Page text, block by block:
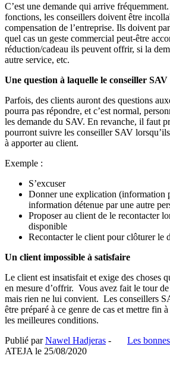
C’est une demande qui arrive
fonctions, les conseillers doivent être
compensation de l’entreprise. Ils doivent
quel cas un geste commercial peut-être
réduction/cadeau ils peuvent offrir, si la
autre service, etc.
Une question à laquelle le conseiller
Parfois, des clients auront des questions
pourra pas répondre, et c’est normal,
les demande du SAV. En revanche, il faut
pourront suivre les conseiller SAV
à apporter au client.
Exemple :
S’excuser
Donner une explication (information
information détenue par une autre
Proposer au client de le recontacter
disponible
Recontacter le client pour clôturer le
Un client impossible à satisfaire
Le client est insatisfait et exige des choses
en mesure d’offrir. Vous avez fait le tour
mais rien ne lui convient. Les conseillers
être préparé à ce genre de cas et mettre fin
les meilleures conditions.
Les
Publié parNawel Hadjeras -
ATEJA le 25/08/2020